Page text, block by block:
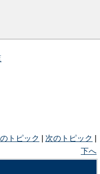
トピック 次のトピック
下へ